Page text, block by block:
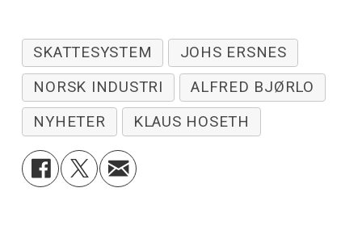
SKATTESYSTEM
JOHS ERSNES
NORSK INDUSTRI
ALFRED BJØRLO
NYHETER
KLAUS HOSETH